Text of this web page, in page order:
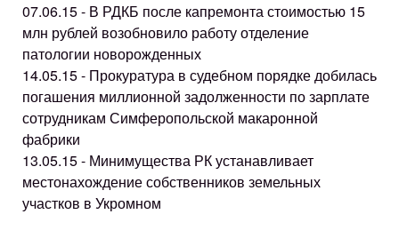
07.06.15 - В РДКБ после капремонта стоимостью 15
млн рублей возобновило работу отделение
патологии новорожденных
14.05.15 - Прокуратура в судебном порядке добилась
погашения миллионной задолженности по зарплате
сотрудникам Симферопольской макаронной
фабрики
13.05.15 - Минимущества РК устанавливает
местонахождение собственников земельных
участков в Укромном